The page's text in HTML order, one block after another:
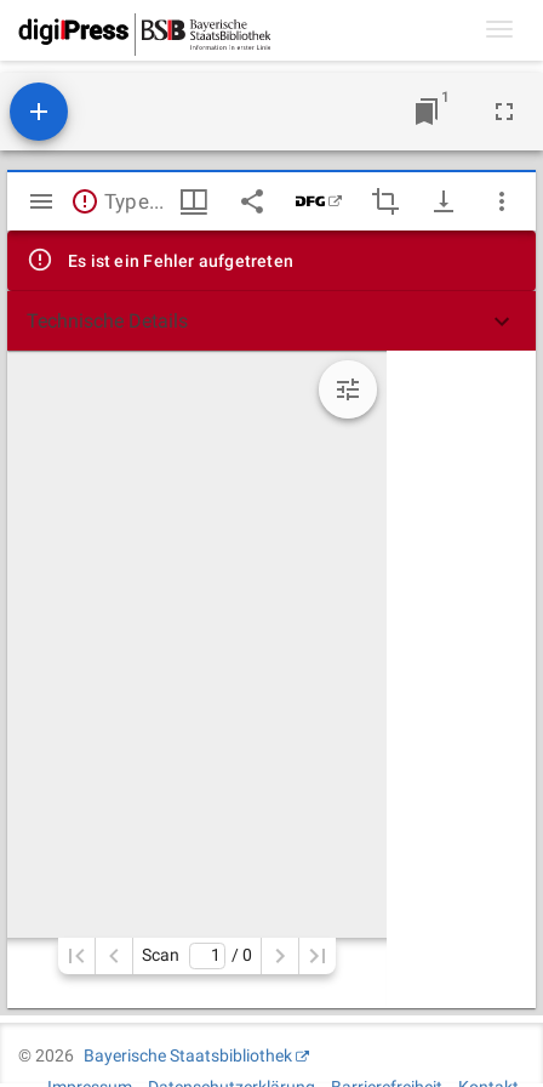
1
Mirador
Viewer
TypeError: Failed to fetch
Es ist ein Fehler aufgetreten
Technische Details
Scan / 0
©2026
Bayerische Staatsbibliothek